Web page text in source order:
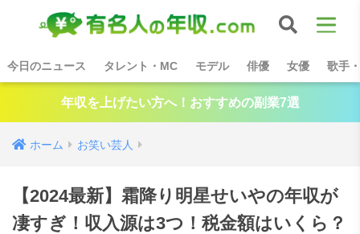
今日のニュース タレント・MC モデル 俳優 女優 歌手
年収を上げたい方へ！おすすめの副業7選
ホーム お笑い芸人
【2024最新】霜降り明星せいやの年収が
凄すぎ！収入源は3つ！税金額はいくら？